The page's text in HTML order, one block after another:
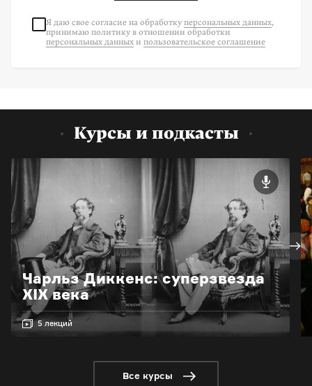
Я даю свое согласие на обработку персональных данных,
принимаю политику в отношении обработки
персональных данных и пользовательское соглашение
Курсы и подкасты
Чарльз Диккенс: суперзвезда
XIX века
5 лекций
Все курсы